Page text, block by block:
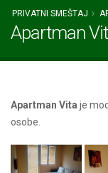
PRIVATNI SMEŠTAJ
Apartman
Apartman Vita je
osobe.